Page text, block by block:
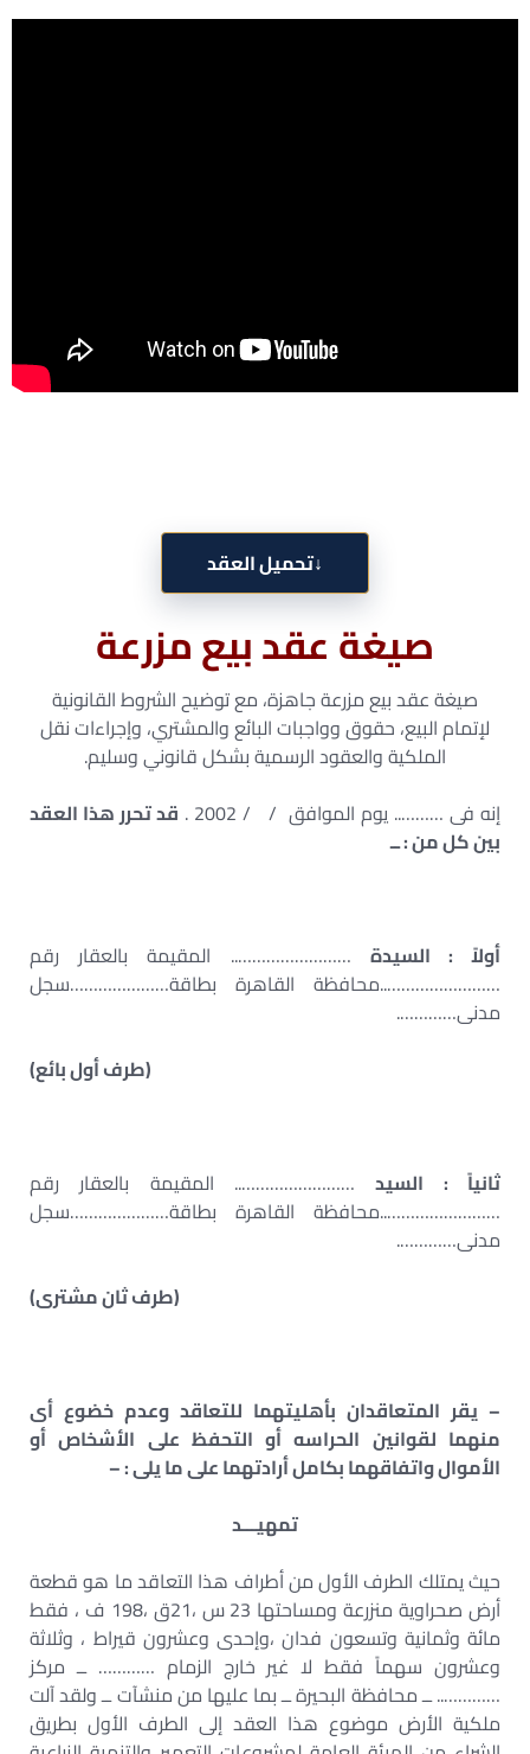
↓تحميل العقد
صيغة عقد بيع مزرعة
صيغة عقد بيع مزرعة جاهزة، مع توضيح الشروط القانونية
لإتمام البيع، حقوق وواجبات البائع والمشتري، وإجراءات نقل
الملكية والعقود الرسمية بشكل قانوني وسليم.
إنه فى ……….. يوم الموافق / / 2002 .
قد تحرر هذا العقد
بين كل من : ــ
أولاً : السيدة …………………….. المقيمة بالعقار رقم
……………………..محافظة القاهرة بطاقة…………………سجل
مدنى………….
(طرف أول بائع)
ثانياً : السيد…………………….. المقيمة بالعقار رقم
……………………..محافظة القاهرة بطاقة…………………سجل
مدنى………….
(طرف ثان مشترى)
– يقر المتعاقدان بأهليتهما للتعاقد وعدم خضوع أى
منهما لقوانين الحراسه أو التحفظ على الأشخاص أو
الأموال واتفاقهما بكامل أرادتهما على ما يلى : –
تمهيـــد
حيث يمتلك الطرف الأول من أطراف هذا التعاقد ما هو قطعة
أرض صحراوية منزرعة ومساحتها 23 س ،21ق ،198 ف ، فقط
مائة وثمانية وتسعون فدان ،وإحدى وعشرون قيراط ، وثلاثة
وعشرون سهماً فقط لا غير خارج الزمام ………… ــ مركز
………….. ــ محافظة البحيرة ــ بما عليها من منشآت ــ ولقد آلت
ملكية الأرض موضوع هذا العقد إلى الطرف الأول بطريق